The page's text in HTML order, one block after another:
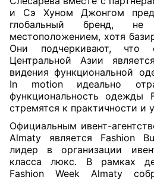
и Сэ Хуном Джонгом
глобальный бренд, не
местоположением, хотя
Они подчеркивают, что
Центральной Азии
видения функциональной
In motion идеально
функциональность одежды
стремятся к практичности и
Официальным ивент-
Almaty является Fashion
лидер в организации
класса люкс. В рамках
Fashion Week Almaty